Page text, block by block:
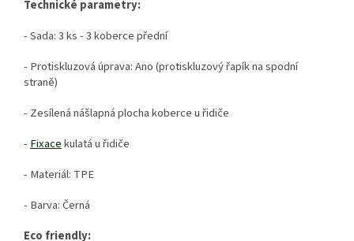
Technické parametry:
- Sada: 3 ks - 3 koberce přední
- Protiskluzová úprava: Ano (protiskluzový řapík na spodní
straně)
- Zesílená nášlapná plocha koberce u řidiče
- Fixacekulatá u řidiče
- Materiál: TPE
- Barva: Černá
Eco friendly: